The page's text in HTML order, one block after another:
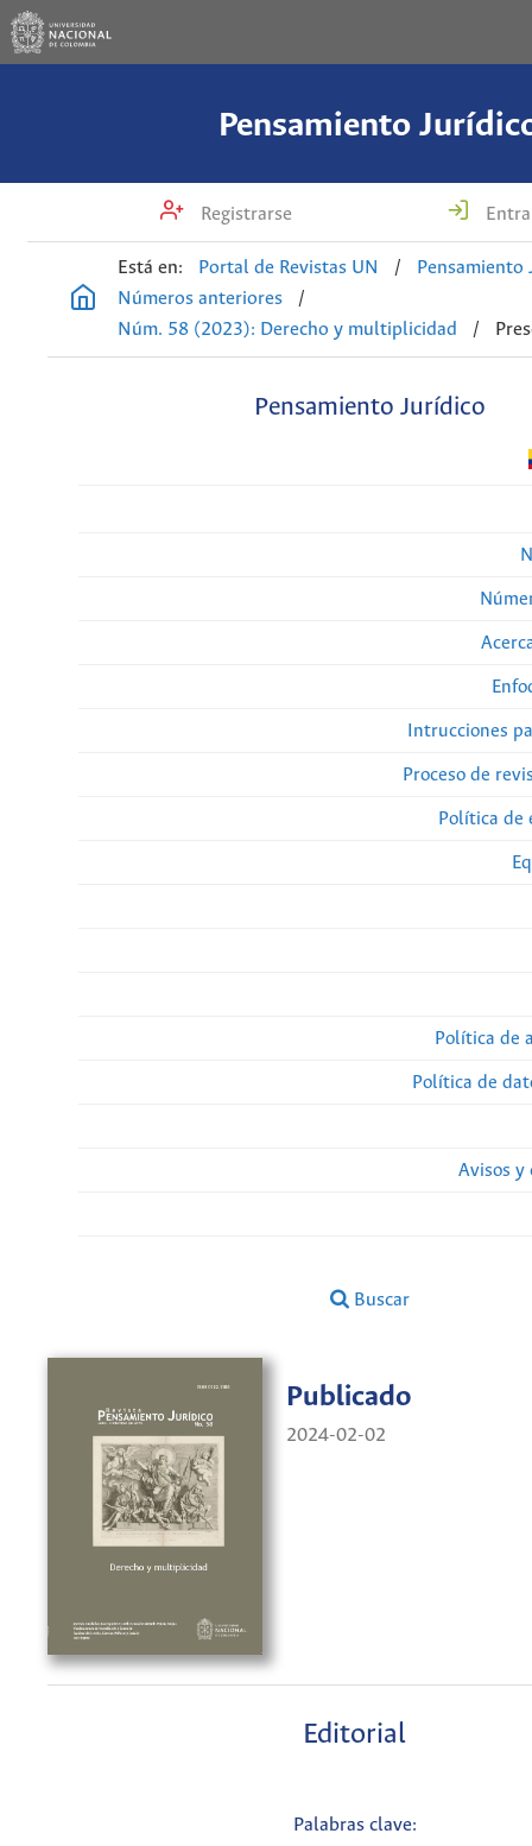
Pensamiento
Registrarse
Está en: Portal de Revistas UN /
Pensamiento
Números anteriores
/
Núm. 58 (2023): Derecho y multiplicidad
/
Pensamiento Jurídico
Intrucciones
Proceso de
Política
Política de
Política de
Avisos y
Buscar
Publicado
2024-02-02
Editorial
Palabras clave: